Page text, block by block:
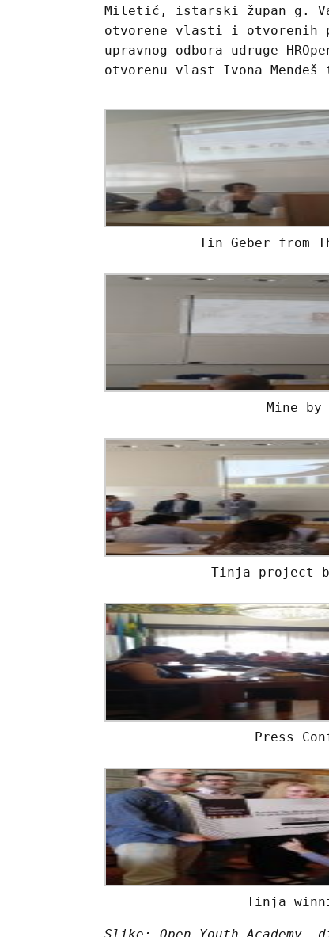
Miletić, istarski župan g.
otvorene vlasti i otvorenih
upravnog odbora udruge
otvorenu vlast Ivona
Tin Geber from
Mine by
Tinja project
Press
Tinja